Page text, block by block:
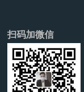
扫码加微信